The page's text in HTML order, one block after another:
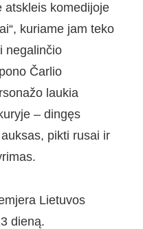
atskleis komedijoje
kuriame jam teko
negalinčio
Čarlio
laukia
– dingęs
pikti rusai ir
Lietuvos
dieną.